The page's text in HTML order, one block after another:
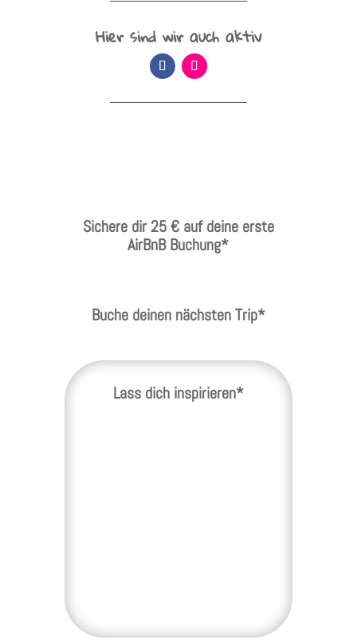
Hier sind wir auch aktiv
Sichere dir 25 € auf deine erste
AirBnB Buchung*
Buche deinen nächsten Trip*
Lass dich inspirieren*